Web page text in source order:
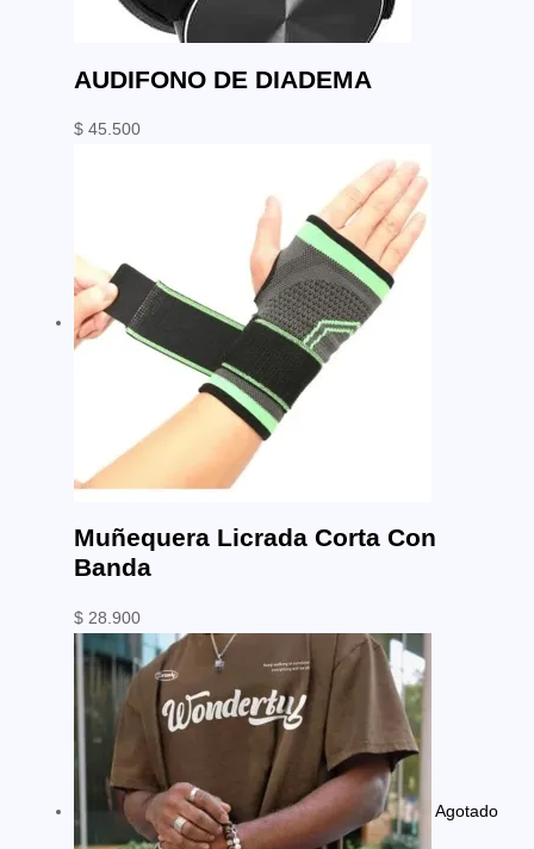
AUDIFONO DE DIADEMA
$ 45.500
Muñequera Licrada Corta Con
Banda
$ 28.900
Agotado